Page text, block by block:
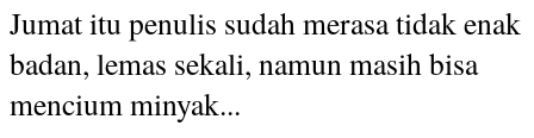
Jumat itu penulis sudah merasa tidak enak
badan, lemas sekali, namun masih bisa
mencium minyak...